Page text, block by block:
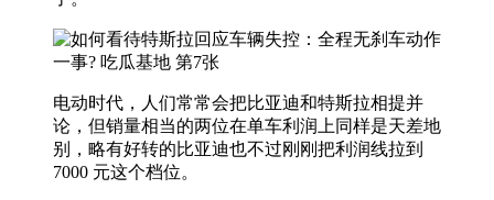
电动时代，人们常常会把比亚迪和特斯拉相提并
论，但销量相当的两位在单车利润上同样是天差地
别，略有好转的比亚迪也不过刚刚把利润线拉到
7000 元这个档位。